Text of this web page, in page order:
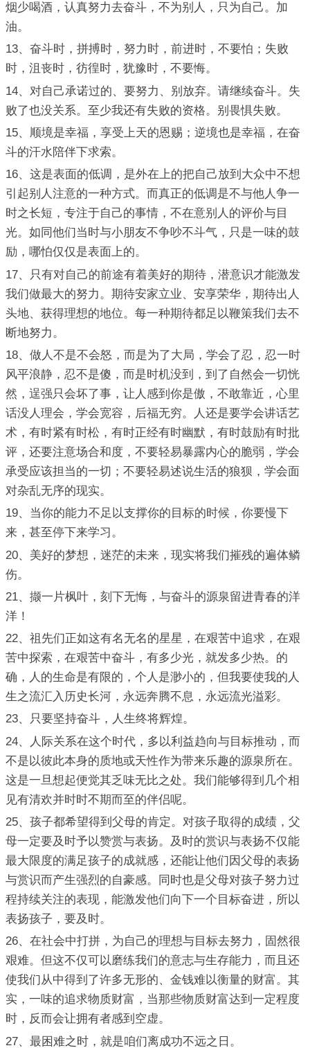
烟少喝酒，认真努力去奋斗，不为别人，只为自己。加
油。
13、奋斗时，拼搏时，努力时，前进时，不要怕；失败
时，沮丧时，彷徨时，犹豫时，不要悔。
14、对自己承诺过的、要努力、别放弃。请继续奋斗。失
败了也没关系。至少我还有失败的资格。别畏惧失败。
15、顺境是幸福，享受上天的恩赐；逆境也是幸福，在奋
斗的汗水陪伴下求索。
16、这是表面的低调，是外在上的把自己放到大众中不想
引起别人注意的一种方式。而真正的低调是不与他人争一
时之长短，专注于自己的事情，不在意别人的评价与目
光。如同他们当时与小朋友不争吵不斗气，只是一味的鼓
励，哪怕仅仅是表面上的。
17、只有对自己的前途有着美好的期待，潜意识才能激发
我们做最大的努力。期待安家立业、安享荣华，期待出人
头地、获得理想的地位。每一种期待都足以鞭策我们去不
断地努力。
18、做人不是不会怒，而是为了大局，学会了忍，忍一时
风平浪静，忍不是傻，而是时机没到，到了自然会一切恍
然，逞强只会坏了事，让人感到你是傲，不敢靠近，心里
话没人理会，学会宽容，后福无穷。人还是要学会讲话艺
术，有时紧有时松，有时正经有时幽默，有时鼓励有时批
评，还要注意场合和度，不要轻易暴露内心的脆弱，学会
承受应该担当的一切；不要轻易述说生活的狼狈，学会面
对杂乱无序的现实。
19、当你的能力不足以支撑你的目标的时候，你要慢下
来，甚至停下来学习。
20、美好的梦想，迷茫的未来，现实将我们摧残的遍体鳞
伤。
21、撷一片枫叶，刻下无悔，与奋斗的源泉留进青春的洋
洋！
22、祖先们正如这有名无名的星星，在艰苦中追求，在艰
苦中探索，在艰苦中奋斗，有多少光，就发多少热。的
确，人的生命是有限的，个人是渺小的，但我要使我的人
生之流汇入历史长河，永远奔腾不息，永远流光溢彩。
23、只要坚持奋斗，人生终将辉煌。
24、人际关系在这个时代，多以利益趋向与目标推动，而
不是以彼此本身的质地或天性作为带来乐趣的源泉所在。
这是一旦想起便觉其乏味无比之处。我们能够得到几个相
见有清欢并时时不期而至的伴侣呢。
25、孩子都希望得到父母的肯定。对孩子取得的成绩，父
母一定要及时予以赞赏与表扬。及时的赏识与表扬不仅能
最大限度的满足孩子的成就感，还能让他们因父母的表扬
与赏识而产生强烈的自豪感。同时也是父母对孩子努力过
程持续关注的表现，能激发他们向下一个目标奋进，所以
表扬孩子，要及时。
26、在社会中打拼，为自己的理想与目标去努力，固然很
艰难。但这不仅可以磨练我们的意志与生存能力，而且还
使我们从中得到了许多无形的、金钱难以衡量的财富。其
实，一味的追求物质财富，当那些物质财富达到一定程度
时，反而会让拥有者感到空虚。
27、最困难之时，就是咱们离成功不远之日。